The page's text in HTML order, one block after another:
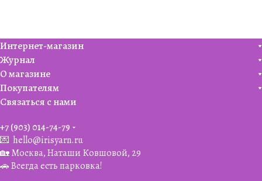
Интернет-магазин
Журнал
О магазине
Покупателям
Связаться с нами
+7 (903) 014-74-79‬
💌 hello@irisyarn.ru
🏡 Москва, Наташи Ковшовой, 29
🚗 Всегда есть парковка!